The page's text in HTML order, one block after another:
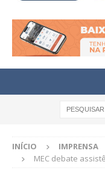
INÍCIO IMPRENSA
MEC debate